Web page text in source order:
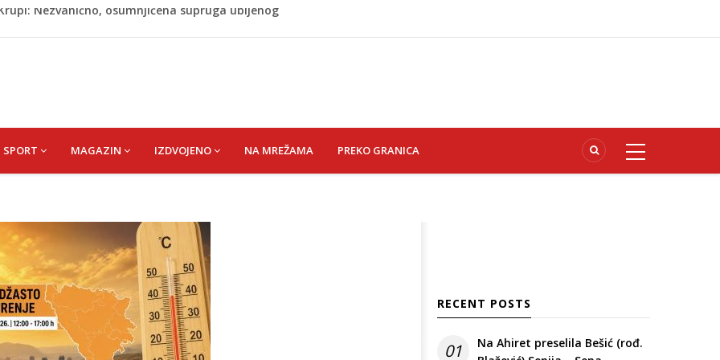
Senija – Sena
obilježavanja godišnjice: "Doživjela sam poniženje
sinu"
Nezvanično, osumnjičena supruga ubijenog
SPORT MAGAZIN IZDVOJENO NA MREŽAMA PREKO GRANICA
RECENT POSTS
01
Na Ahiret preselila Bešić (rođ.